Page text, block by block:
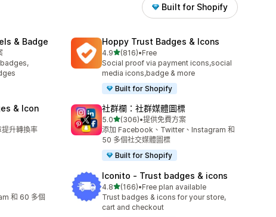
Built for Shopify
& Badge Hoppy Trust Badges & Icons
4.9滿分 5 顆星
(816)
共有 816 則評價
•Free
Social proof via payment icons,social
media icons,badge & more
Built for Shopify
& Icon
升轉換率
社群欄：社群媒體圖標
5.0滿分 5 顆星
(306)
共有 306 則評價
•提供免費方案
添加 Facebook、Twitter、Instagram 和
50 多個社交媒體圖標
Built for Shopify
和 60 多個
Iconito ‑ Trust badges & icons
4.8滿分 5 顆星
(166)
共有 166 則評價
•Free plan available
Trust badges & icons for your store,
cart and checkout